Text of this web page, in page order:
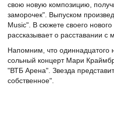
свою новую композицию,
заморочек". Выпуском
Music". В сюжете своего
рассказывает о расставании с
Напомним, что одиннадцатого
сольный концерт Мари
"ВТБ Арена". Звезда
собственное".